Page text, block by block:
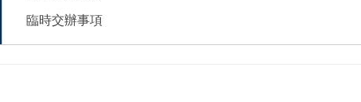
臨時交辦事項